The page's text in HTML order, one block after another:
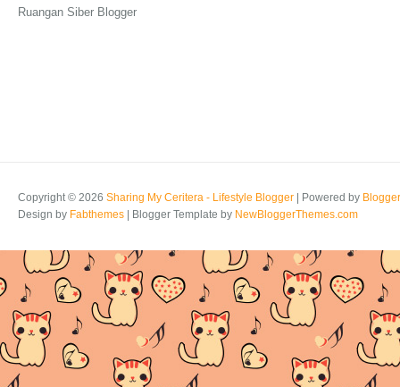
Ruangan Siber Blogger
Copyright © 2026 Sharing My Ceritera - Lifestyle Blogger | Powered by Blogger
Design by Fabthemes | Blogger Template by NewBloggerThemes.com